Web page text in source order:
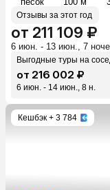
Отзывы за этот год
от 211 109 ₽
6 июн. - 13 июн., 7
Выгодные туры на
от 216 002 ₽
6 июн. - 14 июн., 8 н.
Кешбэк + 3 784